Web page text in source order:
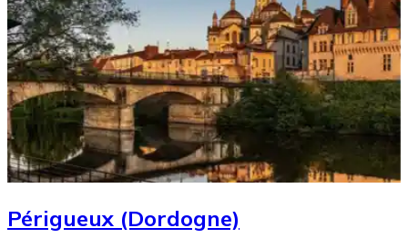
Périgueux (Dordogne)